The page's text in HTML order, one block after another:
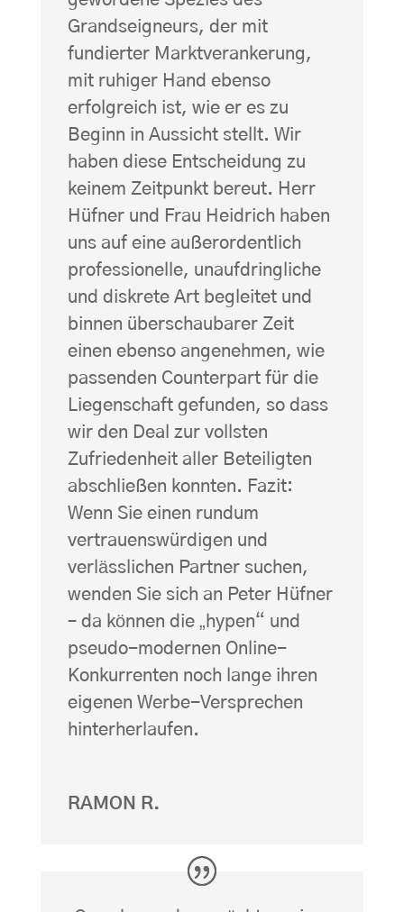
Grandseigneurs, der mit
fundierter Marktverankerung,
mit ruhiger Hand ebenso
erfolgreich ist, wie er es zu
Beginn in Aussicht stellt. Wir
haben diese Entscheidung zu
keinem Zeitpunkt bereut. Herr
Hüfner und Frau Heidrich haben
uns auf eine außerordentlich
professionelle, unaufdringliche
und diskrete Art begleitet und
binnen überschaubarer Zeit
einen ebenso angenehmen, wie
passenden Counterpart für die
Liegenschaft gefunden, so dass
wir den Deal zur vollsten
Zufriedenheit aller Beteiligten
abschließen konnten. Fazit:
Wenn Sie einen rundum
vertrauenswürdigen und
verlässlichen Partner suchen,
wenden Sie sich an Peter Hüfner
– da können die „hypen“ und
pseudo-modernen Online-
Konkurrenten noch lange ihren
eigenen Werbe-Versprechen
hinterherlaufen.
RAMON R.